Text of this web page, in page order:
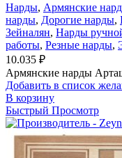
Нарды, Армянские
нарды, Дорогие нарды,
Зейналян, Нарды
работы, Резные нарды,
10.035 ₽
Армянские нарды
Добавить в список
В корзину
Быстрый Просмотр